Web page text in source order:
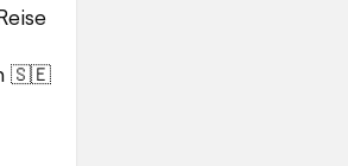
🇸🇪